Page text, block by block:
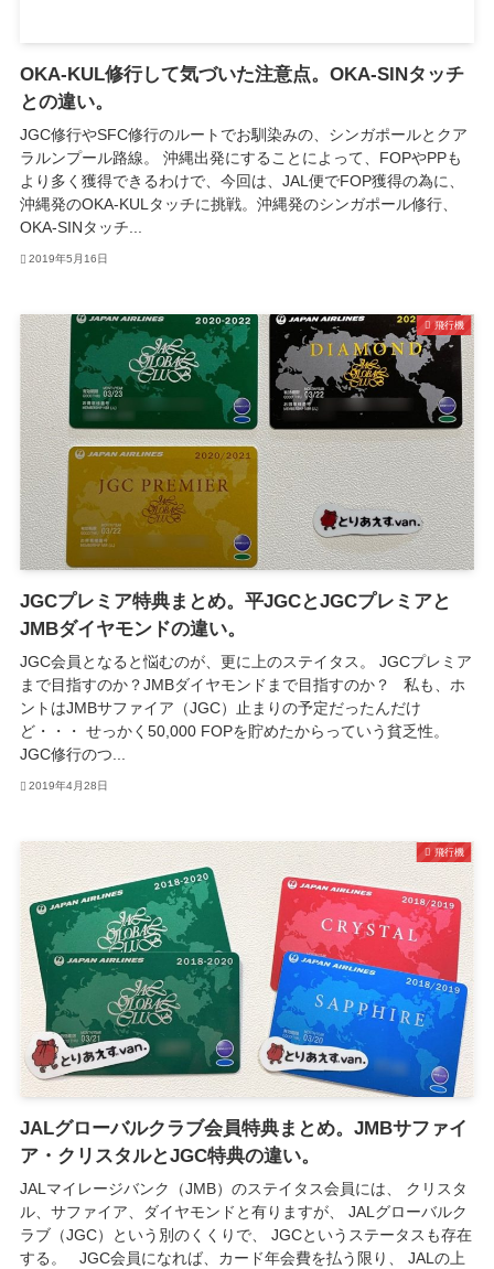
OKA-KUL修行して気づいた注意点。OKA-SINタッチ
との違い。
JGC修行やSFC修行のルートでお馴染みの、シンガポールとクア
ラルンプール路線。 沖縄出発にすることによって、FOPやPPも
より多く獲得できるわけで、今回は、JAL便でFOP獲得の為に、
沖縄発のOKA-KULタッチに挑戦。沖縄発のシンガポール修行、
OKA-SINタッチ...
2019年5月16日
飛行機
JGCプレミア特典まとめ。平JGCとJGCプレミアと
JMBダイヤモンドの違い。
JGC会員となると悩むのが、更に上のステイタス。 JGCプレミア
まで目指すのか？JMBダイヤモンドまで目指すのか？ 私も、ホ
ントはJMBサファイア（JGC）止まりの予定だったんだけ
ど・・・ せっかく50,000 FOPを貯めたからっていう貧乏性。
JGC修行のつ...
2019年4月28日
飛行機
JALグローバルクラブ会員特典まとめ。JMBサファイ
ア・クリスタルとJGC特典の違い。
JALマイレージバンク（JMB）のステイタス会員には、 クリスタ
ル、サファイア、ダイヤモンドと有りますが、 JALグローバルク
ラブ（JGC）という別のくくりで、 JGCというステータスも存在
する。 JGC会員になれば、カード年会費を払う限り、 JALの上